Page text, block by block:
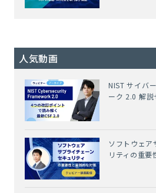
人気動画
NIST サイバ
ーク 2.0 解説
ソフトウェア
リティの重